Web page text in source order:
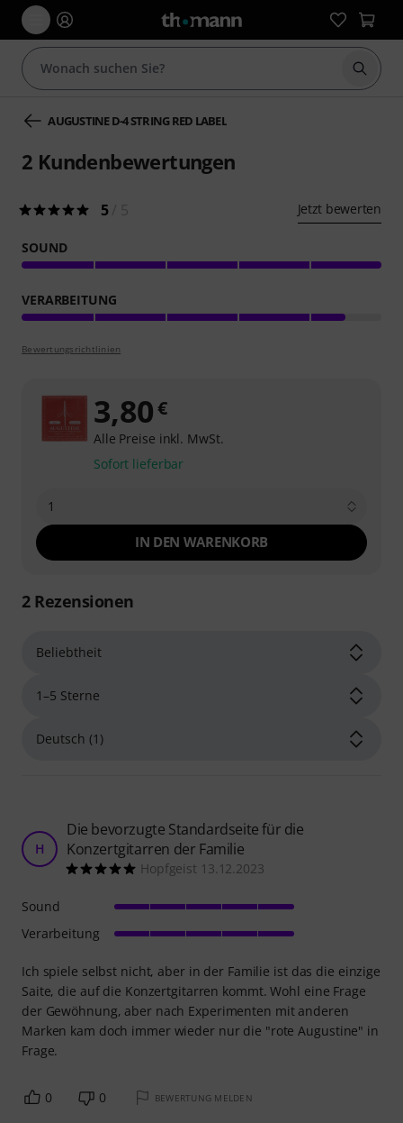
Suche
AUGUSTINE D-4 STRING RED LABEL
2 Kundenbewertungen
5/ 5 Jetzt bewerten
SOUND
VERARBEITUNG
Bewertungsrichtlinien
3,80 €
Alle Preise inkl. MwSt.
Sofort lieferbar
1
IN DEN WARENKORB
2Rezensionen
H
Die bevorzugte Standardseite für die
Konzertgitarren der Familie
Hopfgeist 13.12.2023
Ich spiele selbst nicht, aber in der Familie ist das die einzige
Saite, die auf die Konzertgitarren kommt. Wohl eine Frage
der Gewöhnung, aber nach Experimenten mit anderen
Marken kam doch immer wieder nur die "rote Augustine" in
Frage.
Sound
Verarbeitung
0 0 BEWERTUNG MELDEN